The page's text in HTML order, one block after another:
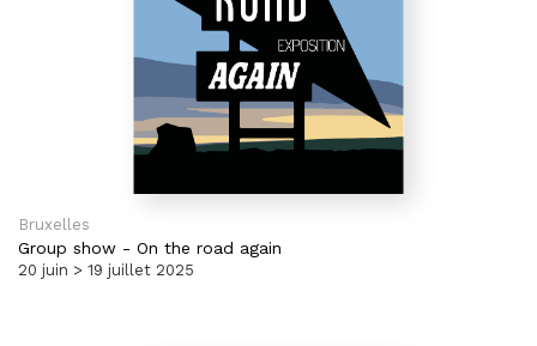
Bruxelles
Group show - On the road again
20 juin > 19 juillet 2025